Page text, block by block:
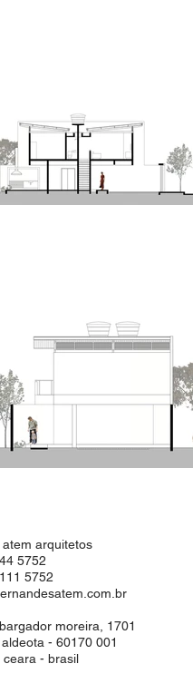
arquitetos
5752
5752
moreira, 1701
- 60170 001
- brasil